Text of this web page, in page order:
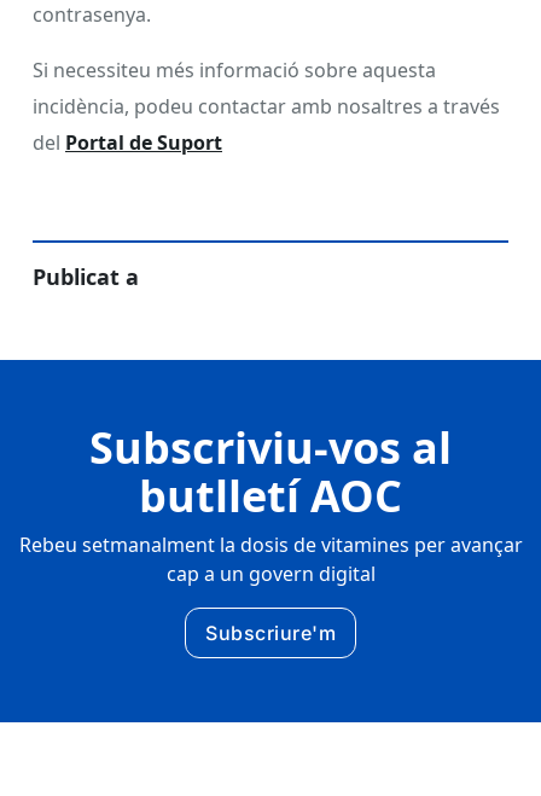
contrasenya.
Si necessiteu més informació sobre aquesta
incidència, podeu contactar amb nosaltres a través
del Portal de Suport
Publicat a
Subscriviu-vos al
butlletí AOC
Rebeu setmanalment la dosis de vitamines per avançar
cap a un govern digital
Subscriure'm